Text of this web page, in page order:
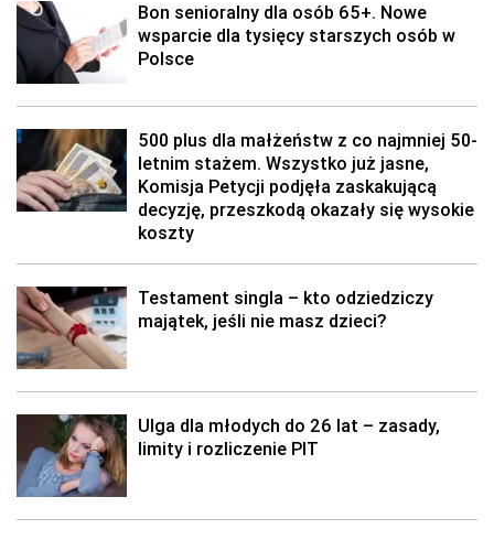
Bon senioralny dla osób 65+. Nowe
wsparcie dla tysięcy starszych osób w
Polsce
500 plus dla małżeństw z co najmniej 50-
letnim stażem. Wszystko już jasne,
Komisja Petycji podjęła zaskakującą
decyzję, przeszkodą okazały się wysokie
koszty
Testament singla – kto odziedziczy
majątek, jeśli nie masz dzieci?
Ulga dla młodych do 26 lat – zasady,
limity i rozliczenie PIT